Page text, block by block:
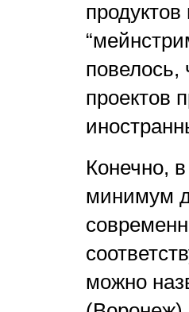
проектов
Конечно,
минимум
можно